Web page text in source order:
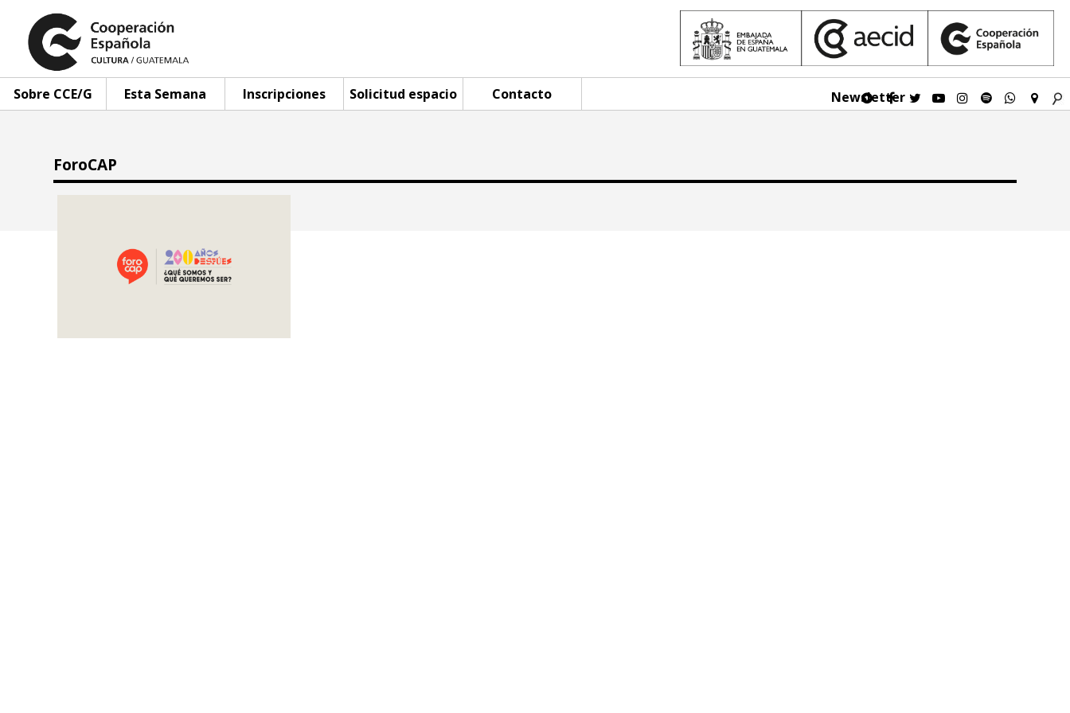
Sobre CCE/G Esta Semana Inscripciones Solicitud espacio Contacto Newsletter
ForoCAP